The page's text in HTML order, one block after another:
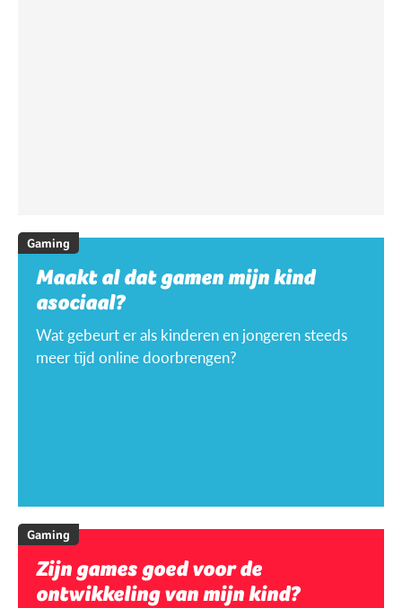
Gaming
Maakt al dat gamen mijn kind
asociaal?
Wat gebeurt er als kinderen en jongeren steeds
meer tijd online doorbrengen?
Gaming
Zijn games goed voor de
ontwikkeling van mijn kind?